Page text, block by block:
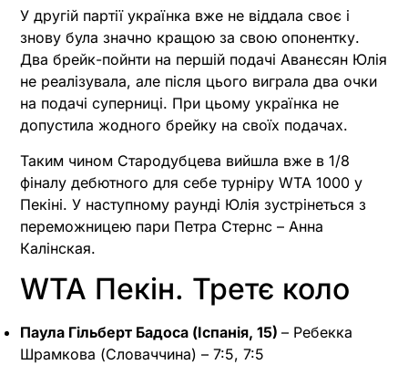
У другій партії українка вже не віддала своє і
знову була значно кращою за свою опонентку.
Два брейк-пойнти на першій подачі Аванєсян Юлія
не реалізувала, але після цього виграла два очки
на подачі суперниці. При цьому українка не
допустила жодного брейку на своїх подачах.
Таким чином Стародубцева вийшла вже в 1/8
фіналу дебютного для себе турніру WTA 1000 у
Пекіні. У наступному раунді Юлія зустрінеться з
переможницею пари Петра Стернс – Анна
Калінская.
WTA Пекін. Третє коло
Паула Гільберт Бадоса (Іспанія, 15) – Ребекка
Шрамкова (Словаччина) – 7:5, 7:5